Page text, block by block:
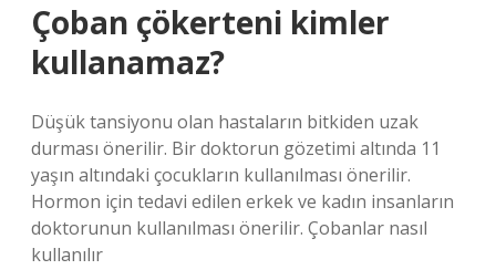
Çoban çökerteni kimler
kullanamaz?
Düşük tansiyonu olan hastaların bitkiden uzak
durması önerilir. Bir doktorun gözetimi altında 11
yaşın altındaki çocukların kullanılması önerilir.
Hormon için tedavi edilen erkek ve kadın insanların
doktorunun kullanılması önerilir. Çobanlar nasıl
kullanılır